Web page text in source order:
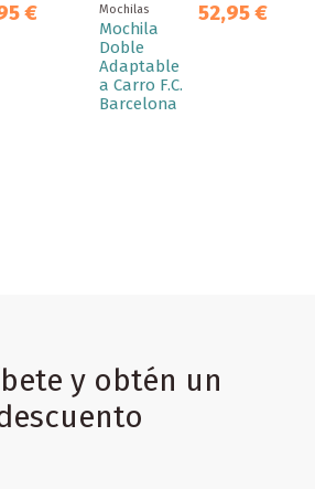
€ Mochilas
Mochila
Doble
Adaptable
a Carro F.C.
Barcelona
52,95 €
y obtén un